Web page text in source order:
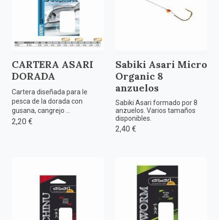
CARTERA ASARI
DORADA
Cartera diseñada para le
pesca de la dorada con
gusana, cangrejo ...
2,20 €
Sabiki Asari Micro
Organic 8
anzuelos
Sabiki Asari formado por 8
anzuelos. Varios tamaños
disponibles.
2,40 €